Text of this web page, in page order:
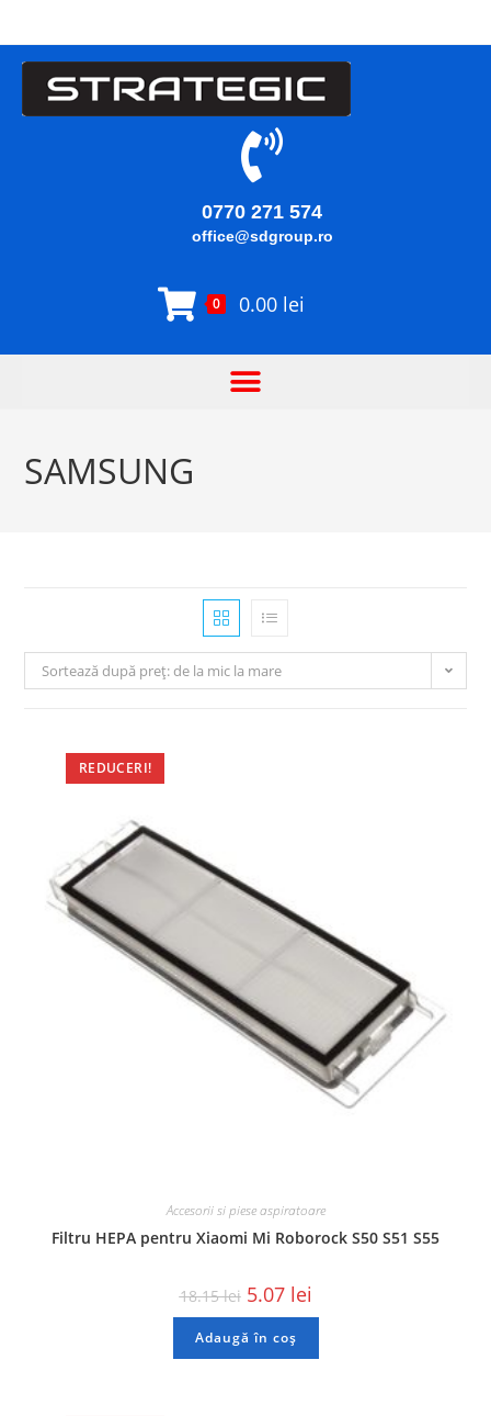
0770 271 574
office@sdgroup.ro
0 0.00 lei
SAMSUNG
Sortează după preț: de la mic la mare
REDUCERI!
Accesorii si piese aspiratoare
Filtru HEPA pentru Xiaomi Mi Roborock S50 S51 S55
18.15lei 5.07 lei
Adaugă în coș